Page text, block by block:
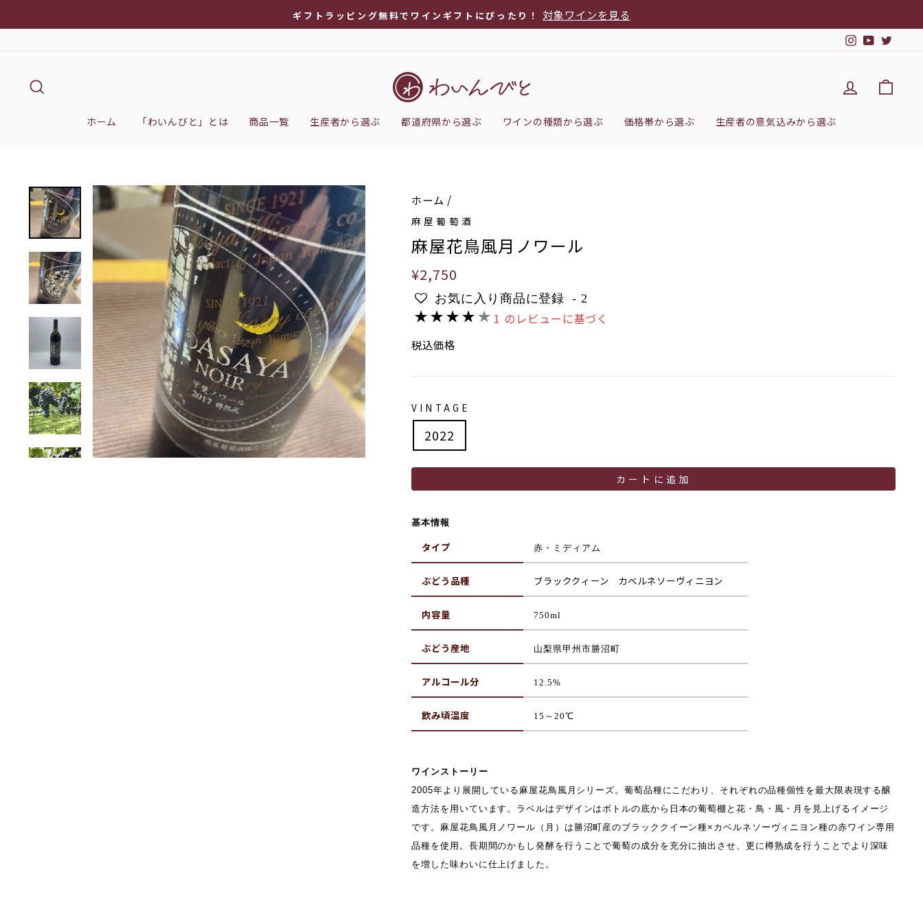
へ
ス
ド
ョ
ギフトラッピング無料でワインギフトにぴったり！
対象ワインを見る
Instagram
YouTube
DEL'IMMO
ホーム 「わいんびと」とは 商品一覧 生産者から選ぶ 都道府県から選ぶ ワインの種類から選ぶ 価格帯から選ぶ 生産者の意気込みから選ぶ
ホーム /
麻屋葡萄酒
麻屋花鳥風月ノワール
通
常
価
格
¥2,750
お気に入り商品に登録 - 2
1 のレビューに基づく
税込価格
VINTAGE
2022
カートに追加
基本情報
タイプ 赤 ・ミディアム
ぶどう品種 ブラッククィーン カベルネソーヴィニヨン
内容量 750ml
ぶどう産地 山梨県甲州市勝沼町
アルコール分 12.5%
飲み頃温度 15～20℃
ワインストーリー
2005年より展開している麻屋花鳥風月シリーズ。葡萄品種にこだわり、それぞれの品種個性を最大限表現する醸
造方法を用いています。ラベルはデザインはボトルの底から日本の葡萄棚と花・鳥・風・月を見上げるイメージ
です。麻屋花鳥風月ノワール（月）は勝沼町産のブラッククイーン種×カベルネソーヴィニヨン種の赤ワイン専用
品種を使用。長期間のかもし発酵を行うことで葡萄の成分を充分に抽出させ、更に樽熟成を行うことでより深味
を増した味わいに仕上げました。